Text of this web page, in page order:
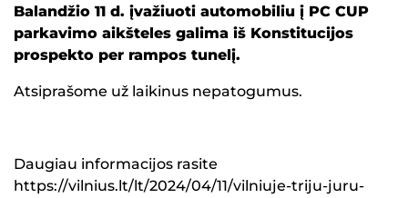
Balandžio 11 d. įvažiuoti automobiliu į PC CUP
parkavimo aikšteles galima iš Konstitucijos
prospekto per rampos tunelį.
Atsiprašome už laikinus nepatogumus.
Daugiau informacijos rasite
https://vilnius.lt/lt/2024/04/11/vilniuje-triju-juru-